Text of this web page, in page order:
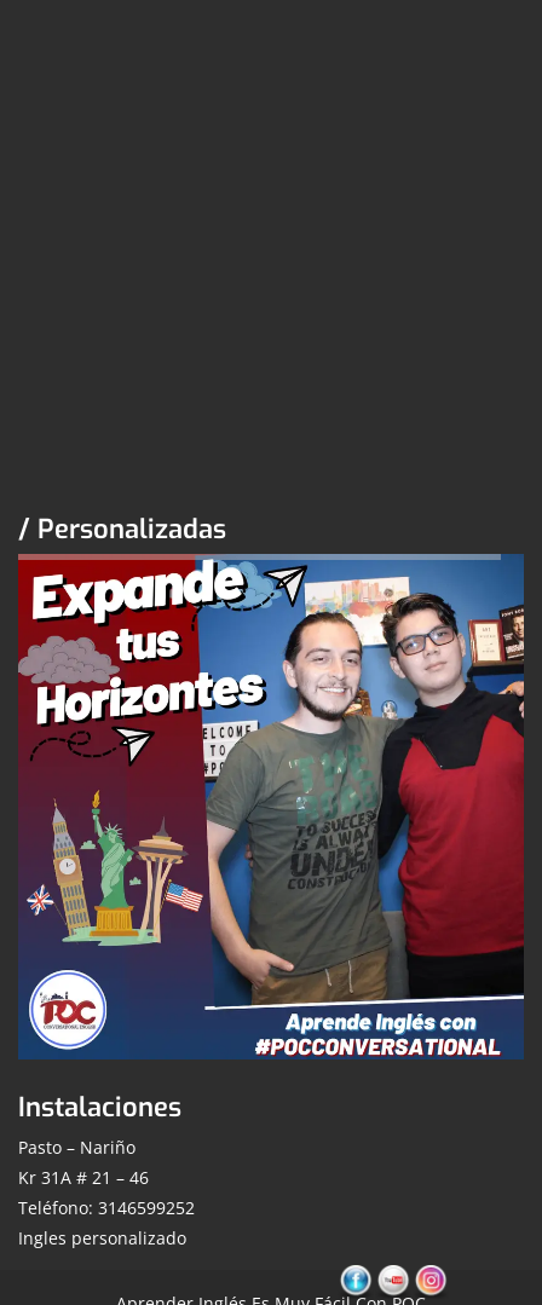
/ Personalizadas
Instalaciones
Pasto – Nariño
Kr 31A # 21 – 46
Teléfono: 3146599252
Ingles personalizado